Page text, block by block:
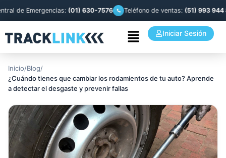
de Emergencias:(01) 630-7576 Teléfono de ventas:(51) 993 944 841
Iniciar Sesión
Inicio/Blog/
¿Cuándo tienes que cambiar los rodamientos de tu auto? Aprende
a detectar el desgaste y prevenir fallas